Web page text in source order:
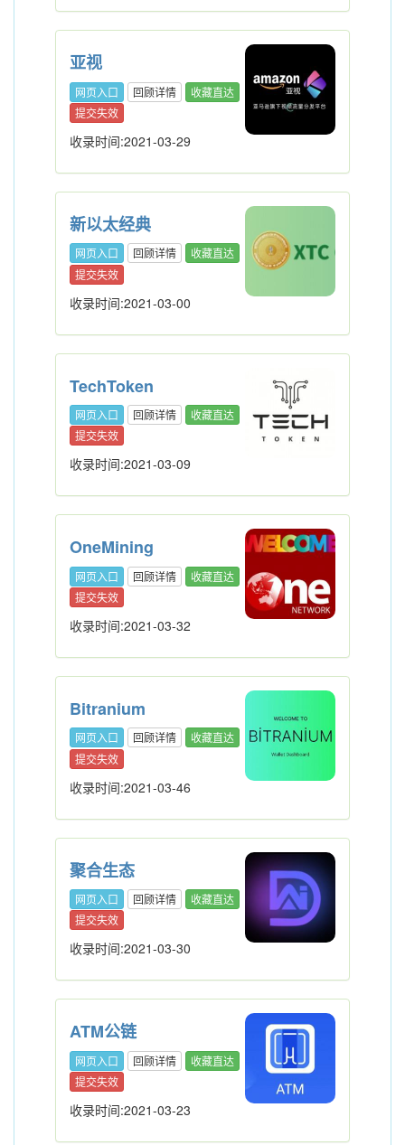
亚视
网页入口 回顾详情
收藏直达
提交失效
收录时间:2021-03-29
新以太经典
网页入口 回顾详情
收藏直达
提交失效
收录时间:2021-03-00
TechToken
网页入口 回顾详情
收藏直达
提交失效
收录时间:2021-03-09
OneMining
网页入口 回顾详情
收藏直达
提交失效
收录时间:2021-03-32
Bitranium
网页入口 回顾详情
收藏直达
提交失效
收录时间:2021-03-46
聚合生态
网页入口 回顾详情
收藏直达
提交失效
收录时间:2021-03-30
ATM公链
网页入口 回顾详情
收藏直达
提交失效
收录时间:2021-03-23